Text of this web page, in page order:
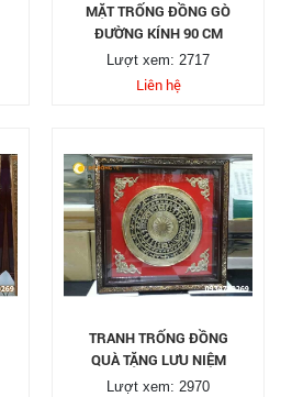
MẶT TRỐNG ĐỒNG GÒ
ĐƯỜNG KÍNH 90 CM
Lượt xem: 2717
Liên hệ
TRANH TRỐNG ĐỒNG
QUÀ TẶNG LƯU NIỆM
Lượt xem: 2970